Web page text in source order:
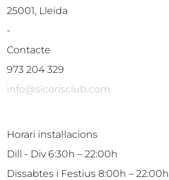
25001, Lleida
-
Contacte
973 204 329
info@sicorisclub.com
Horari instal·lacions
Dill - Div 6:30h – 22:00h
Dissabtes i Festius 8:00h – 22:00h